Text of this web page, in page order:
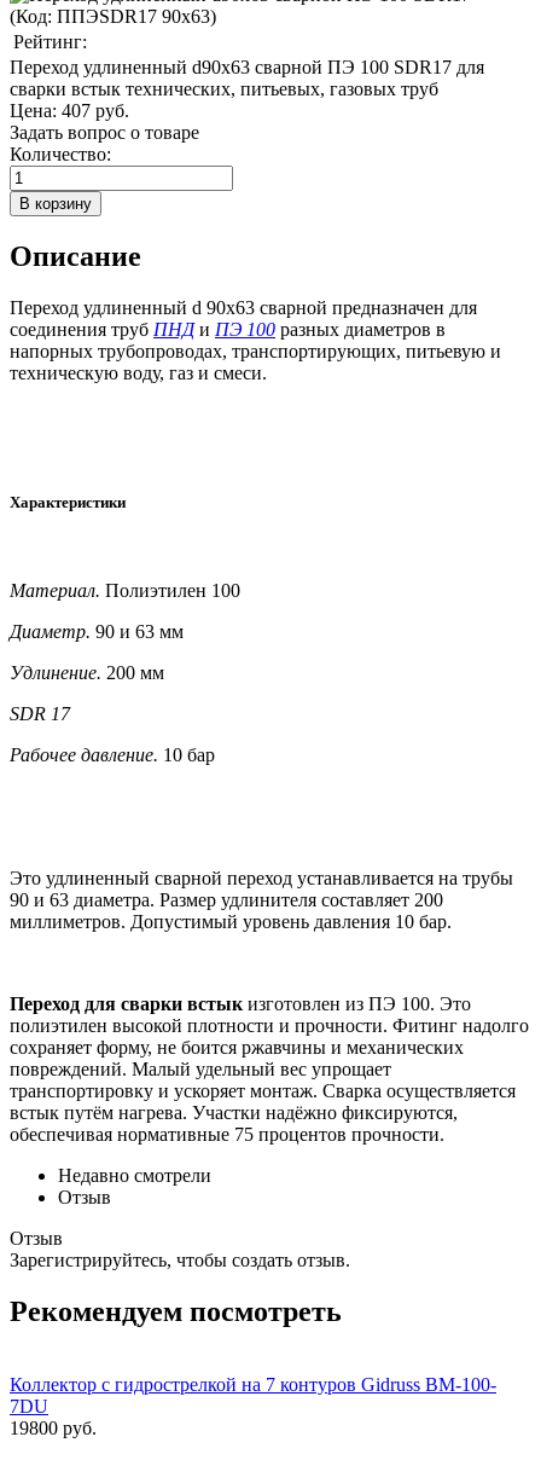
(Код: ППЭSDR17 90х63)
Рейтинг:
Переход удлиненный d90х63 сварной ПЭ 100 SDR17 для
сварки встык технических, питьевых, газовых труб
Цена: 407 руб.
Задать вопрос о товаре
Количество:
Описание
Переход удлиненный d 90х63 сварной предназначен для
соединения труб ПНД и ПЭ 100 разных диаметров в
напорных трубопроводах, транспортирующих, питьевую и
техническую воду, газ и смеси.
Характеристики
Материал. Полиэтилен 100
Диаметр. 90 и 63 мм
Удлинение. 200 мм
SDR 17
Рабочее давление. 10 бар
Это удлиненный сварной переход устанавливается на трубы
90 и 63 диаметра. Размер удлинителя составляет 200
миллиметров. Допустимый уровень давления 10 бар.
Переход для сварки встык изготовлен из ПЭ 100. Это
полиэтилен высокой плотности и прочности. Фитинг надолго
сохраняет форму, не боится ржавчины и механических
повреждений. Малый удельный вес упрощает
транспортировку и ускоряет монтаж. Сварка осуществляется
встык путём нагрева. Участки надёжно фиксируются,
обеспечивая нормативные 75 процентов прочности.
Недавно смотрели
Отзыв
Отзыв
Зарегистрируйтесь, чтобы создать отзыв.
Рекомендуем посмотреть
Коллектор с гидрострелкой на 7 контуров Gidruss BM-100-
7DU
19800 руб.